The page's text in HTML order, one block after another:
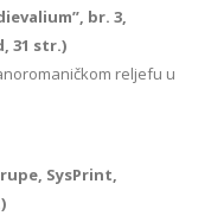
br. 3,
31 str.)
reljefu u
SysPrint,